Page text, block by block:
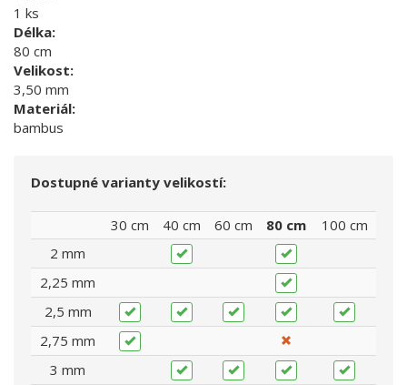
1 ks
Délka:
80 cm
Velikost:
3,50 mm
Materiál:
bambus
Dostupné varianty velikostí:
30 cm 40 cm 60 cm 80 cm
100 cm
2 mm
2,25 mm
2,5 mm
2,75 mm
3 mm